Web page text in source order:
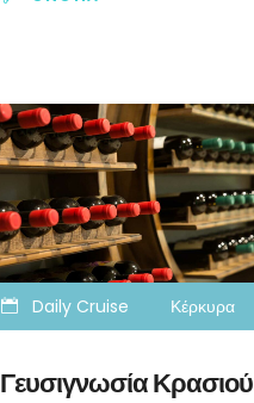
Daily Cruise Κέρκυρα
Γευσιγνωσία Κρασιού